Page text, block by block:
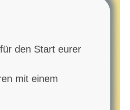
den Start eurer
mit einem